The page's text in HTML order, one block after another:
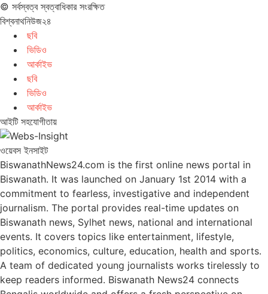
© সর্বস্বত্ব স্বত্বাধিকার সংরক্ষিত
বিশ্বনাথনিউজ২৪
ছবি
ভিডিও
আর্কাইভ
ছবি
ভিডিও
আর্কাইভ
আইটি সহযোগীতায়
ওয়েবস ইনসাইট
BiswanathNews24.com is the first online news portal in
Biswanath. It was launched on January 1st 2014 with a
commitment to fearless, investigative and independent
journalism. The portal provides real-time updates on
Biswanath news, Sylhet news, national and international
events. It covers topics like entertainment, lifestyle,
politics, economics, culture, education, health and sports.
A team of dedicated young journalists works tirelessly to
keep readers informed. Biswanath News24 connects